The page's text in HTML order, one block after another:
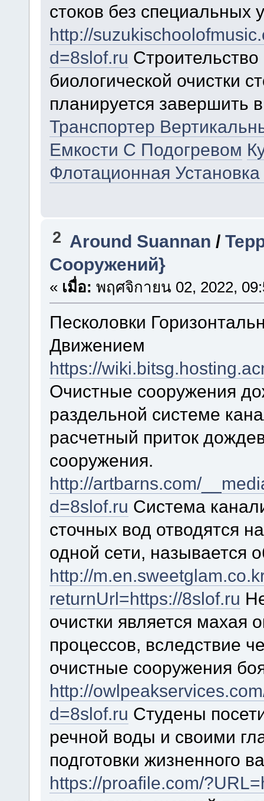
стоков без специальных
http://
d=8slof.ru
биологической очистки
планируется завершить
Транспортер
Емкости С Подогревом
Флотационная
2 Around Suannan /
Сооружений}
« เมื่อ: พฤศจิกายน 02, 2022,
Песколовки
Движением
https://
Очистные сооружения
раздельной системе
расчетный приток
сооружения.
http://artbarns.com/
d=8slof.ru Система
сточных вод отводятся
одной сети, называется
http://
returnUrl=https://8slof.ru
очистки является махая
процессов, вследствие
очистные сооружения
http://
d=8slof.ru Студены
речной воды и своими
подготовки жизненного
https://proafile.com/